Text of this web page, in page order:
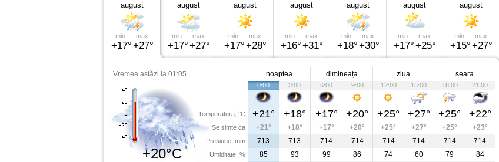
august
min.
+17°
max.
+27°
august
min.
+17°
max.
+27°
august
min.
+17°
max.
+28°
august
min.
+16°
max.
+31°
august
min.
+18°
max.
+30°
august
min.
+17°
max.
+25°
august
min.
+15°
max.
+27°
Vremea astăzi la 01:05
+20°C
Temperatură, °C
Se simte ca
Presiune, mm
Umiditate, %
noaptea dimineața ziua seara
0:00 3:00 6:00 9:00 12:00 15:00 18:00 21:00
+21° +18° +17° +20° +25° +27° +25° +22°
+21° +18° +17° +20° +25° +27° +25°
+23°
713
713 714 714 714 714 714
714
85
93 99 86 74 60 79
84